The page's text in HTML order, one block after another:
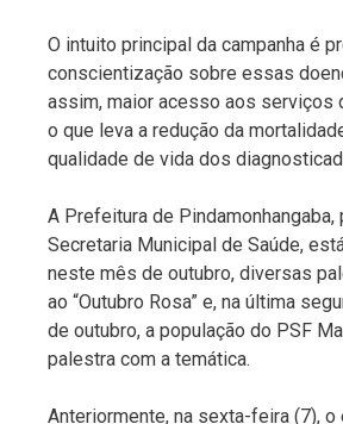
O intuito principal da campanha é
conscientização sobre essas
assim, maior acesso aos serviços
o que leva a redução da
qualidade de vida dos
A Prefeitura de Pindamonhangaba,
Secretaria Municipal de Saúde,
neste mês de outubro, diversas
ao “Outubro Rosa” e, na última
de outubro, a população do PSF
palestra com a temática.
Anteriormente, na sexta-feira (7), o